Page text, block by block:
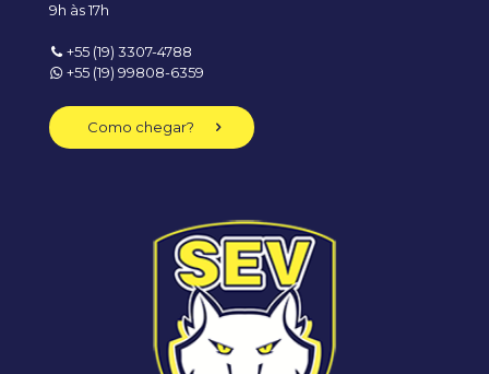
9h às 17h
+55 (19) 3307-4788
+55 (19) 99808-6359
Como chegar?